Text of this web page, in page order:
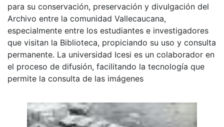
para su conservación, preservación y divulgación del
Archivo entre la comunidad Vallecaucana,
especialmente entre los estudiantes e investigadores
que visitan la Biblioteca, propiciando su uso y consulta
permanente. La universidad Icesi es un colaborador en
el proceso de difusión, facilitando la tecnología que
permite la consulta de las imágenes